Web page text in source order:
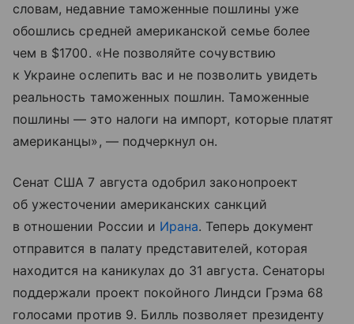
словам, недавние таможенные пошлины уже
обошлись средней американской семье более
чем в $1700. «Не позволяйте сочувствию
к Украине ослепить вас и не позволить увидеть
реальность таможенных пошлин. Таможенные
пошлины — это налоги на импорт, которые платят
американцы», — подчеркнул он.
Сенат США 7 августа одобрил законопроект
об ужесточении американских санкций
в отношении России и Ирана. Теперь документ
отправится в палату представителей, которая
находится на каникулах до 31 августа. Сенаторы
поддержали проект покойного Линдси Грэма 68
голосами против 9. Билль позволяет президенту